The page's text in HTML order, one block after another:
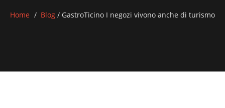
Home Blog / GastroTicino I negozi vivono anche di turismo